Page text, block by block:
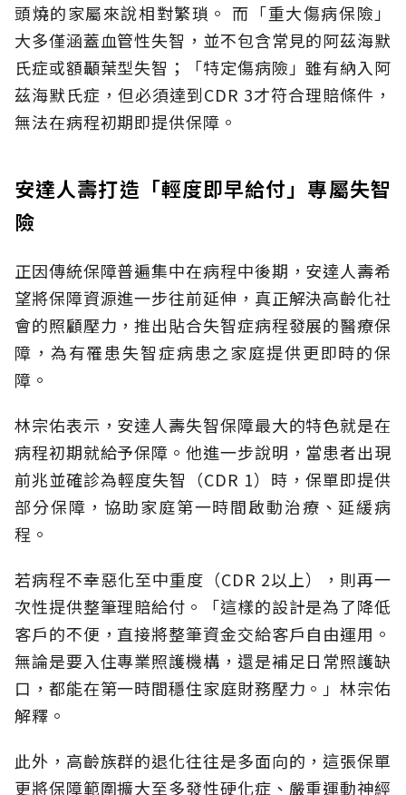
頭燒的家屬來說相對繁瑣。 而「重大傷病保險」
大多僅涵蓋血管性失智，並不包含常見的阿茲海默
氏症或額顳葉型失智；「特定傷病險」雖有納入阿
茲海默氏症，但必須達到CDR 3才符合理賠條件，
無法在病程初期即提供保障。
安達人壽打造「輕度即早給付」專屬失智
險
正因傳統保障普遍集中在病程中後期，安達人壽希
望將保障資源進一步往前延伸，真正解決高齡化社
會的照顧壓力，推出貼合失智症病程發展的醫療保
障，為有罹患失智症病患之家庭提供更即時的保
障。
林宗佑表示，安達人壽失智保障最大的特色就是在
病程初期就給予保障。他進一步說明，當患者出現
前兆並確診為輕度失智（CDR 1）時，保單即提供
部分保障，協助家庭第一時間啟動治療、延緩病
程。
若病程不幸惡化至中重度（CDR 2以上），則再一
次性提供整筆理賠給付。「這樣的設計是為了降低
客戶的不便，直接將整筆資金交給客戶自由運用。
無論是要入住專業照護機構，還是補足日常照護缺
口，都能在第一時間穩住家庭財務壓力。」林宗佑
解釋。
此外，高齡族群的退化往往是多面向的，這張保單
更將保障範圍擴大至多發性硬化症、嚴重運動神經